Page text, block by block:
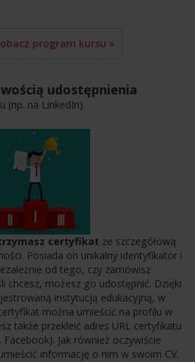
program kursu »
udostępnienia
(np. na LinkedIn)
certyfikat ze szczegółową
Posiada on unikalny identyfikator i
od tego, czy zamówisz
chcesz, możesz go udostępnić. Dzięki
instytucją edukacyjną, w
można umieścić na profilu w
także przekleić adres URL certyfikatu
Jak również oczywiście
informację o nim w swoim CV.